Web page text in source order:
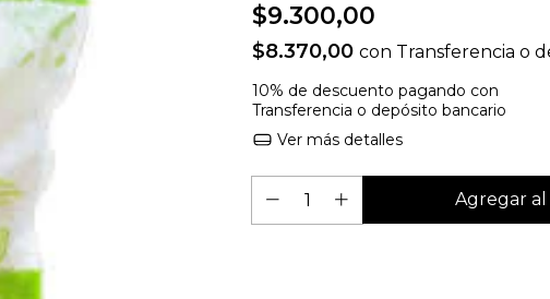
$9.300,00
$8.370,00 con Transferencia o
10% de descuento pagando con
Transferencia o depósito bancario
Ver más detalles